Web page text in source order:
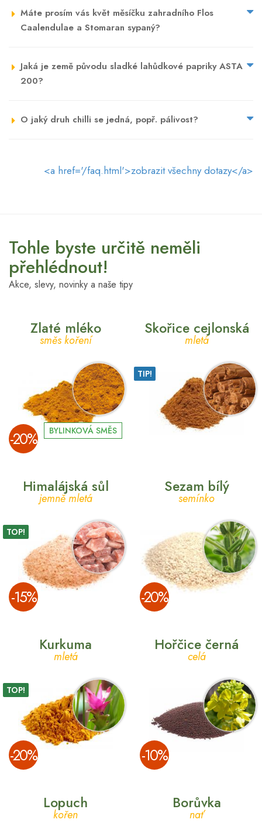
Máte prosím vás květ měsíčku zahradního Flos
Caalendulae a Stomaran sypaný?
Jaká je země původu sladké lahůdkové papriky ASTA
200?
O jaký druh chilli se jedná, popř. pálivost?
<a href='/faq.html'>zobrazit všechny dotazy</a>
Tohle byste určitě neměli
přehlédnout!
Akce, slevy, novinky a naše tipy
Zlaté mléko
směs koření
BYLINKOVÁ SMĚS
­-20%
Skořice cejlonská
mletá
TIP!
Himalájská sůl
jemně mletá
TOP!
­-15%
Sezam bílý
semínko
­-20%
Kurkuma
mletá
TOP!
­-20%
Hořčice černá
celá
­-10%
Lopuch
kořen
Borůvka
nať